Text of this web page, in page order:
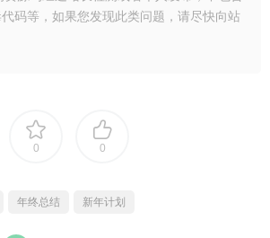
码等，如果您发现此类问题，请尽快向站
0 0
年终总结 新年计划